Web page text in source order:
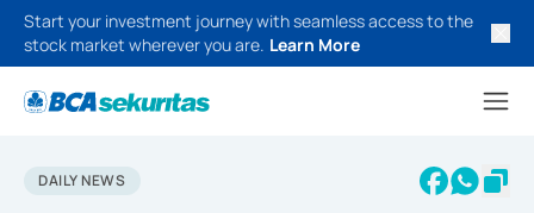
Start your investment journey with seamless access to the
stock market wherever you are. Learn More
DAILY NEWS